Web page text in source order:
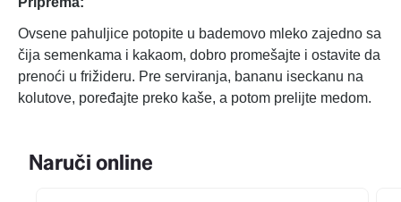
Ovsene pahuljice potopite u bademovo mleko zajedno sa
čija semenkama i kakaom, dobro promešajte i ostavite da
prenoći u frižideru. Pre serviranja, bananu iseckanu na
kolutove, poređajte preko kaše, a potom prelijte medom.
Naruči online